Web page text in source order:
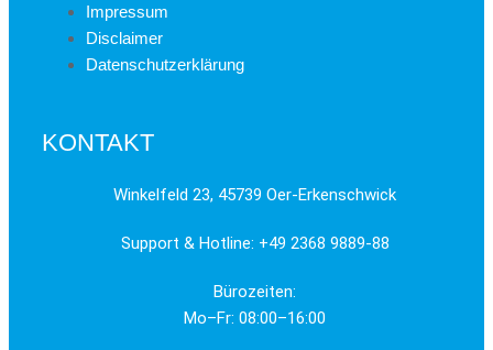
Impressum
Disclaimer
Datenschutzerklärung
KONTAKT
Winkelfeld 23, 45739 Oer-Erkenschwick
Support & Hotline: +49 2368 9889-88
Bürozeiten:
Mo–Fr: 08:00–16:00